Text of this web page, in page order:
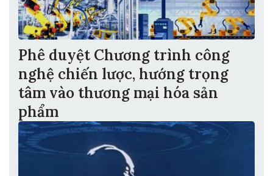
Phê duyệt Chương trình công
nghệ chiến lược, hướng trọng
tâm vào thương mại hóa sản
phẩm